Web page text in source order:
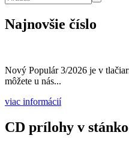
Najnovšie číslo
Nový Populár 3/2026 je v
môžete u nás...
viac informácií
CD prílohy v